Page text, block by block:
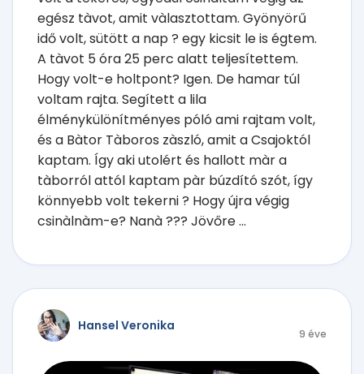
egész tàvot, amit vàlasztottam. Gyönyörű
idő volt, sütött a nap ? egy kicsit le is égtem.
A tàvot 5 óra 25 perc alatt teljesítettem.
Hogy volt-e holtpont? Igen. De hamar túl
voltam rajta. Segített a lila
élménykülönítményes póló ami rajtam volt,
és a Bàtor Tàboros zàszló, amit a Csajoktól
kaptam. Így aki utolért és hallott màr a
tàborról attól kaptam pàr búzdító szót, így
könnyebb volt tekerni ? Hogy újra végig
csinàlnàm-e? Nanà ??? Jövőre ...
Hansel Veronika
9 éve